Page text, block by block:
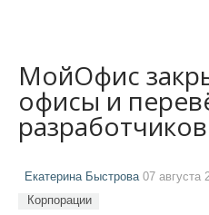
МойОфис
офисы и
Екатерина Быстрова 07 августа
Корпорации